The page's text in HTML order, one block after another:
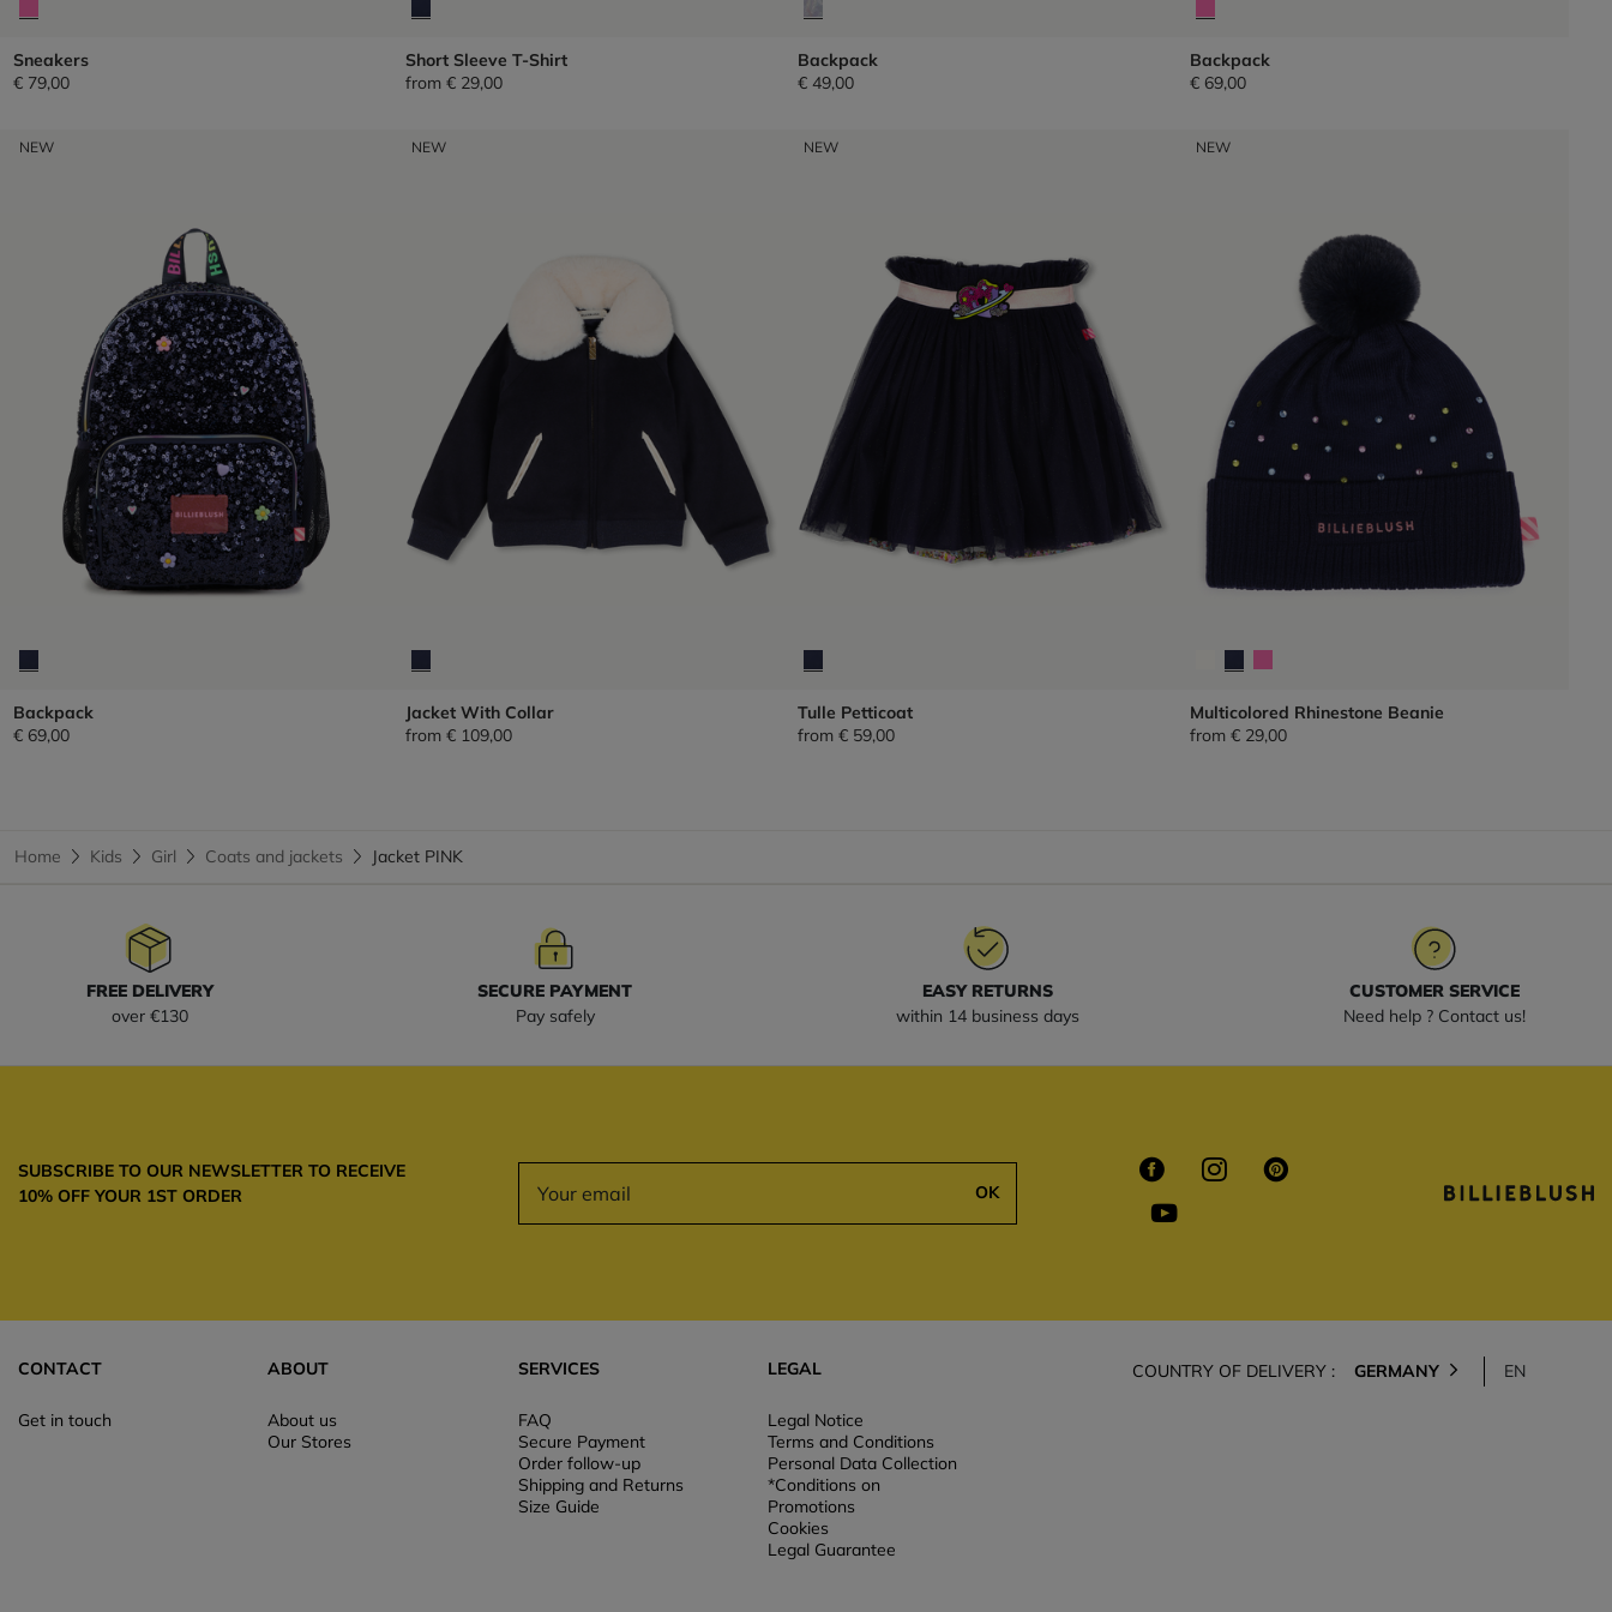
Sneakers
€ 79,00
Short Sleeve T-Shirt
from € 29,00
Backpack
€ 49,00
Backpack
€ 69,00
NEW
Backpack
€ 69,00
NEW
Jacket With Collar
from € 109,00
NEW
Tulle Petticoat
from € 59,00
NEW
Multicolored Rhinestone Beanie
from € 29,00
Home Kids Girl Coats and jackets Jacket PINK
FREE DELIVERY
over €130
SECURE PAYMENT
Pay safely
EASY RETURNS
within 14 business days
CUSTOMER SERVICE
Need help ? Contact us!
SUBSCRIBE TO OUR NEWSLETTER TO RECEIVE
10% OFF YOUR 1ST ORDER
OK
CONTACT
Get in touch
ABOUT
About us
Our Stores
SERVICES
FAQ
Secure Payment
Order follow-up
Shipping and Returns
Size Guide
LEGAL
Legal Notice
Terms and Conditions
Personal Data Collection
*Conditions on
Promotions
Cookies
Legal Guarantee
COUNTRY OF DELIVERY : GERMANY EN